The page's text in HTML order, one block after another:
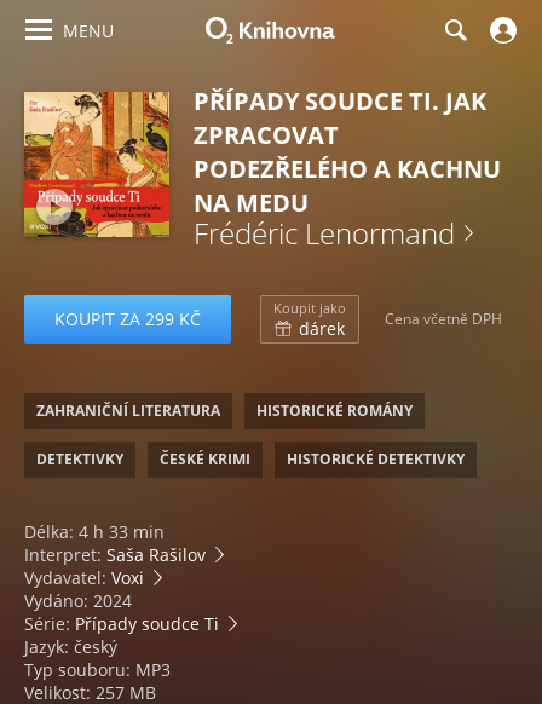
MENU
PŘÍPADY SOUDCE TI. JAK
ZPRACOVAT
PODEZŘELÉHO A KACHNU
NA MEDU
Frédéric Lenormand
KOUPIT ZA 299 KČ Koupit jako
dárek Cena včetně DPH
ZAHRANIČNÍ LITERATURA HISTORICKÉ ROMÁNY
DETEKTIVKY ČESKÉ KRIMI HISTORICKÉ DETEKTIVKY
Délka: 4 h 33 min
Interpret: Saša Rašilov
Vydavatel: Voxi
Vydáno: 2024
Série: Případy soudce Ti
Jazyk: český
Typ souboru: MP3
Velikost: 257 MB